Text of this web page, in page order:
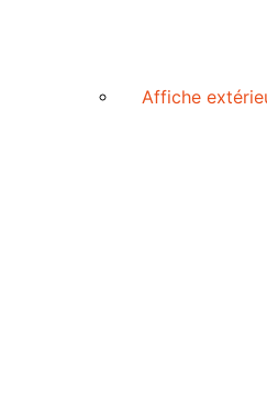
Affiche